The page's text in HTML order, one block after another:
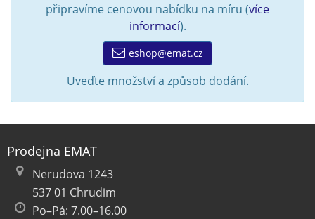
připravíme cenovou nabídku na míru (více
informací).
eshop@emat.cz
Uveďte množství a způsob dodání.
Prodejna EMAT
Nerudova 1243
537 01 Chrudim
Po–Pá: 7.00–16.00